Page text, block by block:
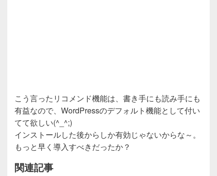
こう言ったリコメンド機能は、書き手にも読み手にも
有益なので、WordPressのデフォルト機能として付い
てて欲しい(^_^;)
インストールした後からしか有効じゃないからな～。
もっと早く導入すべきだったか？
関連記事